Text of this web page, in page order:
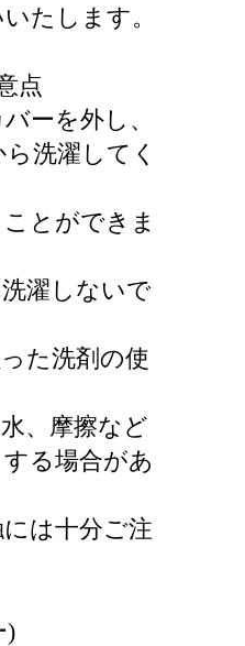
たします。
点
ーを外し、
洗濯してく
とができま
濯しないで
た洗剤の使
、摩擦など
る場合があ
は十分ご注
)